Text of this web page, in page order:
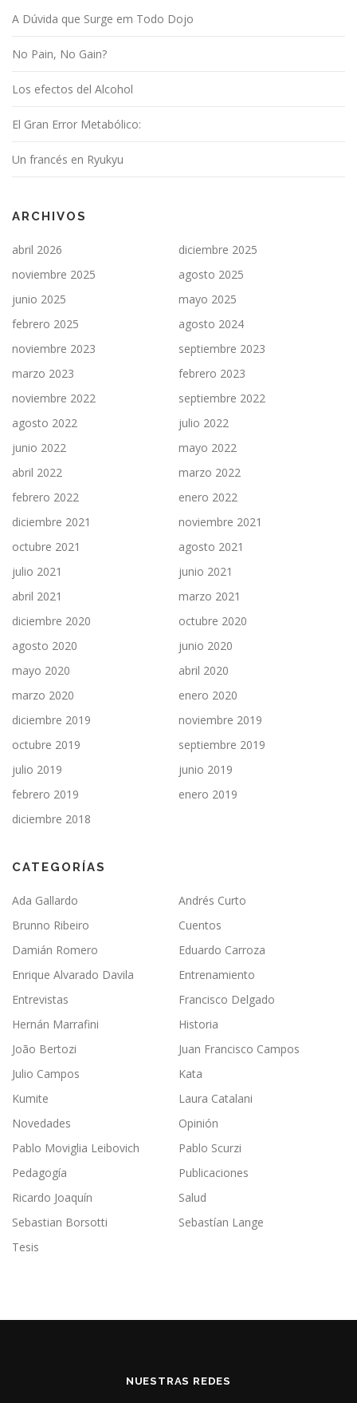
A Dúvida que Surge em Todo Dojo
No Pain, No Gain?
Los efectos del Alcohol
El Gran Error Metabólico:
Un francés en Ryukyu
ARCHIVOS
abril 2026
diciembre 2025
noviembre 2025
agosto 2025
junio 2025
mayo 2025
febrero 2025
agosto 2024
noviembre 2023
septiembre 2023
marzo 2023
febrero 2023
noviembre 2022
septiembre 2022
agosto 2022
julio 2022
junio 2022
mayo 2022
abril 2022
marzo 2022
febrero 2022
enero 2022
diciembre 2021
noviembre 2021
octubre 2021
agosto 2021
julio 2021
junio 2021
abril 2021
marzo 2021
diciembre 2020
octubre 2020
agosto 2020
junio 2020
mayo 2020
abril 2020
marzo 2020
enero 2020
diciembre 2019
noviembre 2019
octubre 2019
septiembre 2019
julio 2019
junio 2019
febrero 2019
enero 2019
diciembre 2018
CATEGORÍAS
Ada Gallardo
Andrés Curto
Brunno Ribeiro
Cuentos
Damián Romero
Eduardo Carroza
Enrique Alvarado Davila
Entrenamiento
Entrevistas
Francisco Delgado
Hernán Marrafini
Historia
João Bertozi
Juan Francisco Campos
Julio Campos
Kata
Kumite
Laura Catalani
Novedades
Opinión
Pablo Moviglia Leibovich
Pablo Scurzi
Pedagogía
Publicaciones
Ricardo Joaquín
Salud
Sebastian Borsotti
Sebastían Lange
Tesis
NUESTRAS REDES